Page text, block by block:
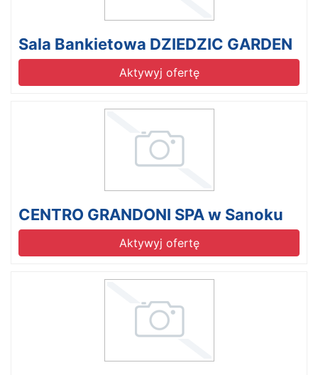
Sala Bankietowa DZIEDZIC GARDEN
Aktywyj ofertę
CENTRO GRANDONI SPA w Sanoku
Aktywyj ofertę